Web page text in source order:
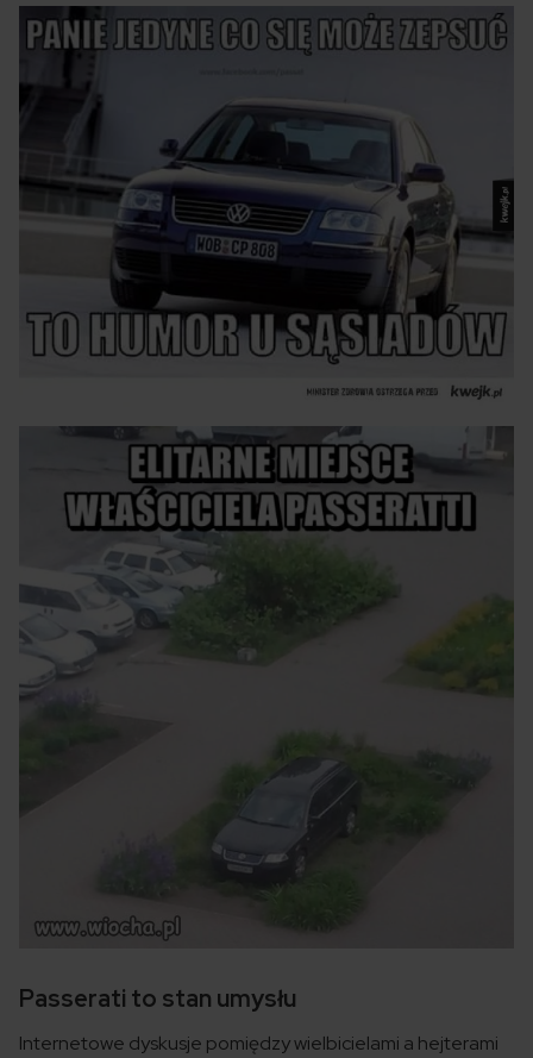
Passerati to stan umysłu
Internetowe dyskusje pomiędzy wielbicielami a hejterami